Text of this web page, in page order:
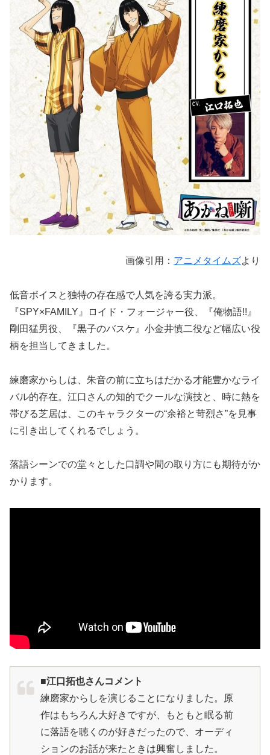
画像引用： アニメタイムズより
低音ボイスと独特の存在感で人気を誇る実力派。
『SPY×FAMILY』ロイド・フォージャー役、『俺物語!!』
剛田猛男役、『黒子のバスケ』小金井慎二役など幅広い役
柄を担当してきました。
練磨家からしは、朱音の前に立ちはだかる才能豊かなライ
バル的存在。江口さんの知的でクールな演技と、時に熱を
帯びる芝居は、このキャラクターの“余裕と苛烈さ”を見事
に引き出してくれるでしょう。
落語シーンでの堂々とした口調や間の取り方にも期待がか
かります。
■江口拓也さんコメント
練磨家からしを演じることになりました。原
作はもちろん大好きですが、もともと眠る前
に落語を聴くのが好きだったので、オーディ
ションのお話が来たときは興奮しました。